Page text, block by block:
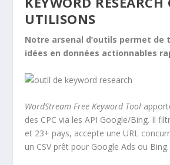
UTILISONS
Notre arsenal d’outils permet de
idées en données actionnables
WordStream Free Keyword Tool
des CPC via les API Google/Bing. Il
et 23+ pays, accepte une URL
un CSV prêt pour Google Ads ou Bing.